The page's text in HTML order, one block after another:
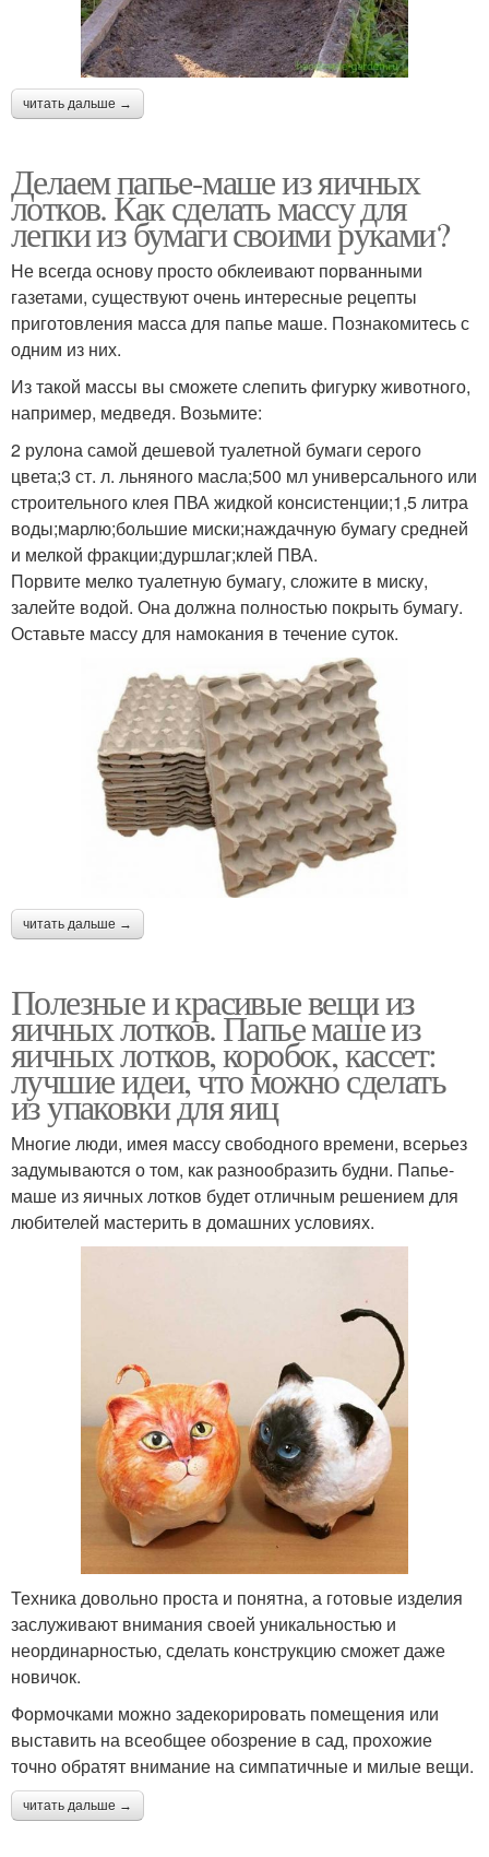
читать дальше →
Делаем папье-маше из яичных
лотков. Как сделать массу для
лепки из бумаги своими руками?
Не всегда основу просто обклеивают порванными
газетами, существуют очень интересные рецепты
приготовления масса для папье маше. Познакомитесь с
одним из них.
Из такой массы вы сможете слепить фигурку животного,
например, медведя. Возьмите:
2 рулона самой дешевой туалетной бумаги серого
цвета;3 ст. л. льняного масла;500 мл универсального или
строительного клея ПВА жидкой консистенции;1,5 литра
воды;марлю;большие миски;наждачную бумагу средней
и мелкой фракции;дуршлаг;клей ПВА.
Порвите мелко туалетную бумагу, сложите в миску,
залейте водой. Она должна полностью покрыть бумагу.
Оставьте массу для намокания в течение суток.
читать дальше →
Полезные и красивые вещи из
яичных лотков. Папье маше из
яичных лотков, коробок, кассет:
лучшие идеи, что можно сделать
из упаковки для яиц
Многие люди, имея массу свободного времени, всерьез
задумываются о том, как разнообразить будни. Папье-
маше из яичных лотков будет отличным решением для
любителей мастерить в домашних условиях.
Техника довольно проста и понятна, а готовые изделия
заслуживают внимания своей уникальностью и
неординарностью, сделать конструкцию сможет даже
новичок.
Формочками можно задекорировать помещения или
выставить на всеобщее обозрение в сад, прохожие
точно обратят внимание на симпатичные и милые вещи.
читать дальше →